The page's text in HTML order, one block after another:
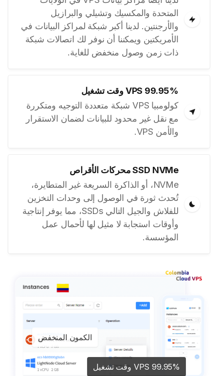
المتحدة والمكسيك وتشيلي والبرازيل
والأرجنتين. لدينا أكبر شبكة لمراكز البيانات في
الأمريكتين ويمكننا أن نوفر لك اتصالات شبكة
ذات زمن وصول منخفض للغاية.
VPS 99.95% وقت تشغيل
كولومبيا VPS شبكة متعددة التوجيه ومتكررة
مع نقل غير محدود للبيانات لضمان الاستقرار
والأمن VPS.
SSD NVMe محركات الأقراص
NVMe، أو الذاكرة السريعة غير المتطايرة،
تُحدث ثورة في الوصول إلى وحدات التخزين
للفلاش والجيل التالي SSDs، مما يوفر إنتاجية
وأوقات استجابة لا مثيل لها لأحمال عمل
المؤسسة.
الكمون المنخفض
VPS 99.95% وقت تشغيل